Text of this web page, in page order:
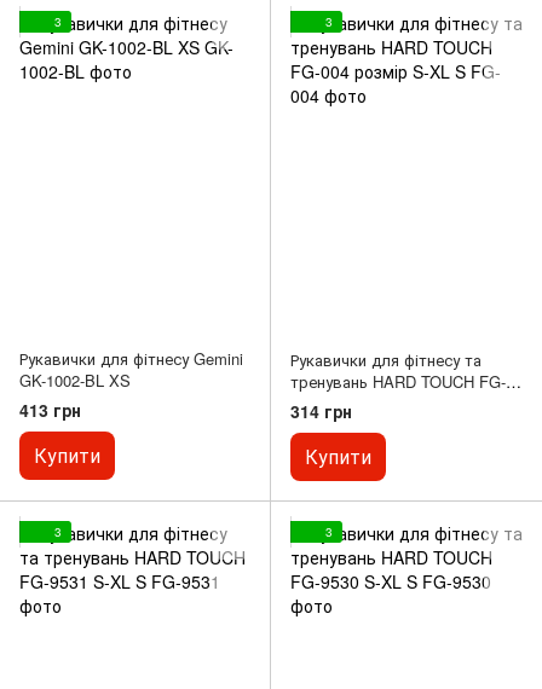
3
Рукавички для фітнесу Gemini
GK-1002-BL XS
413 грн
Купити
3
Рукавички для фітнесу та
тренувань HARD TOUCH FG-
004 розмір S-XL S
314 грн
Купити
3 3